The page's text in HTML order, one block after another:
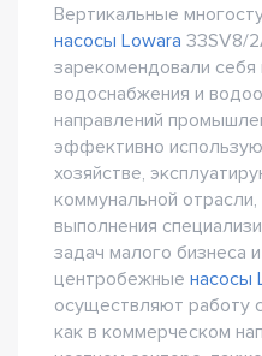
Вертикальные
насосы Lowara 33SV8/
зарекомендовали себя
водоснабжения и
направлений
эффективно
хозяйстве,
коммунальной
выполнения
задач малого бизнеса
центробежные насосы
осуществляют работу
как в коммерческом